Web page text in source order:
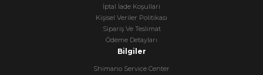
İptal İade Koşullari
Kişisel Veriler Politikası
Sipariş Ve Teslimat
Ödeme Detayları
Bilgiler
Shimano Service Center